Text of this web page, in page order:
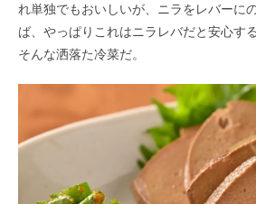
れ単独でもおいしいが、ニラをレバーに
ば、やっぱりこれはニラレバだと安心す
そんな洒落た冷菜だ。